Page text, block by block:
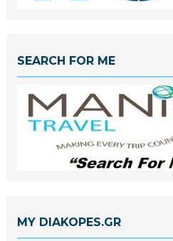
SEARCH FOR ME
MY DIAKOPES.GR